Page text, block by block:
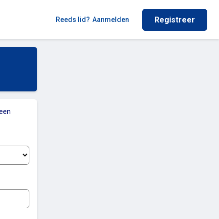
Reeds lid? Aanmelden Registreer